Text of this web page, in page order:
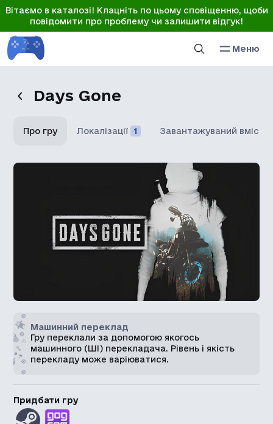
Вітаємо в каталозі! Клацніть по цьому сповіщенню, щоби
повідомити про проблему чи залишити відгук!
Меню
Days Gone
Про гру Локалізації 1 Завантажуваний вміст
Машинний переклад
Гру переклали за допомогою якогось
машинного (ШІ) перекладача. Рівень і якість
перекладу може варіюватися.
Придбати гру